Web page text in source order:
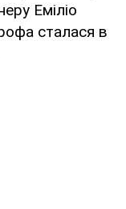
Еміліо
сталася в